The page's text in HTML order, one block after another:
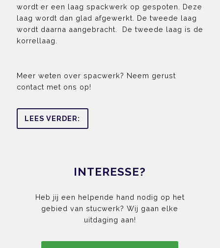
wordt er een laag spackwerk op gespoten. Deze
laag wordt dan glad afgewerkt. De tweede laag
wordt daarna aangebracht. De tweede laag is de
korrellaag.
Meer weten over spacwerk? Neem gerust
contact met ons op!
LEES VERDER:
INTERESSE?
Heb jij een helpende hand nodig op het
gebied van stucwerk? Wij gaan elke
uitdaging aan!